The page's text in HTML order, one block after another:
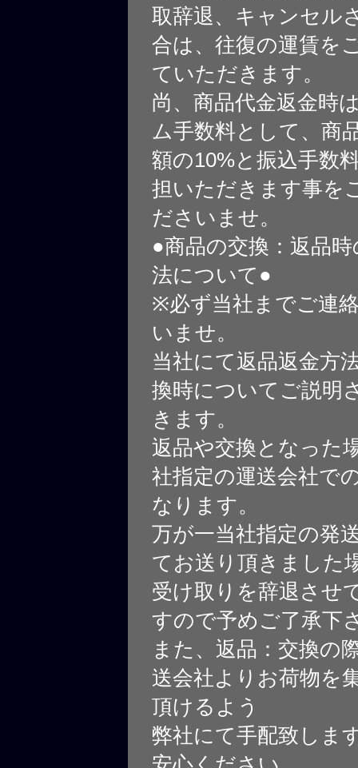
取辞退、キャンセル
合は、往復の運賃を
ていただきます。
尚、商品代金返金時
ム手数料として、商
額の10%と振込手数
担いただきます事を
ださいませ。
●商品の交換：返品
法について●
※必ず当社までご連
いませ。
当社にて返品返金方
換時についてご説明
きます。
返品や交換となった
社指定の運送会社で
なります。
万が一当社指定の発
てお送り頂きました
受け取りを辞退させ
すので予めご了承下
また、返品：交換の
送会社よりお荷物を
頂けるよう
弊社にて手配致しま